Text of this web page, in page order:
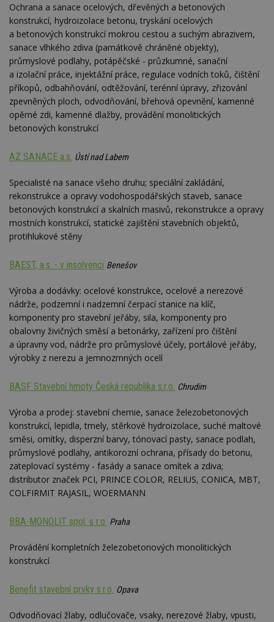
Ochrana a sanace ocelových, dřevěných a betonových
konstrukcí, hydroizolace betonu, tryskání ocelových
a betonových konstrukcí mokrou cestou a suchým abrazivem,
sanace vlhkého zdiva (památkově chráněné objekty),
průmyslové podlahy, potápěčské - průzkumné, sanační
a izolační práce, injektážní práce, regulace vodních toků, čištění
příkopů, odbahňování, odtěžování, terénní úpravy, zřizování
zpevněných ploch, odvodňování, břehová opevnění, kamenné
opěrné zdi, kamenné dlažby, provádění monolitických
betonových konstrukcí
AZ SANACE a.s. Ústí nad Labem
Specialisté na sanace všeho druhu; speciální zakládání,
rekonstrukce a opravy vodohospodářských staveb, sanace
betonových konstrukcí a skalních masivů, rekonstrukce a opravy
mostních konstrukcí, statické zajištění stavebních objektů,
protihlukové stěny
BAEST, a.s. - v insolvenci Benešov
Výroba a dodávky: ocelové konstrukce, ocelové a nerezové
nádrže, podzemní i nadzemní čerpací stanice na klíč,
komponenty pro stavební jeřáby, sila, komponenty pro
obalovny živičných směsí a betonárky, zařízení pro čištění
a úpravny vod, nádrže pro průmyslové účely, portálové jeřáby,
výrobky z nerezu a jemnozrnných ocelí
BASF Stavební hmoty Česká republika s.r.o. Chrudim
Výroba a prodej: stavební chemie, sanace železobetonových
konstrukcí, lepidla, tmely, stěrkové hydroizolace, suché maltové
směsi, omítky, disperzní barvy, tónovací pasty, sanace podlah,
průmyslové podlahy, antikorozní ochrana, přísady do betonu,
zateplovací systémy - fasády a sanace omítek a zdiva;
distributor značek PCI, PRINCE COLOR, RELIUS, CONICA, MBT,
COLFIRMIT RAJASIL, WOERMANN
BBA-MONOLIT spol. s r.o. Praha
Provádění kompletních železobetonových monolitických
konstrukcí
Benefit stavební prvky s.r.o. Opava
Odvodňovací žlaby, odlučovače, vsaky, nerezové žlaby, vpusti,